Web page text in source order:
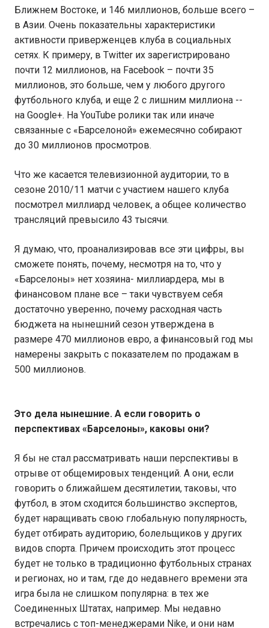
Ближнем Востоке, и 146 миллионов, больше всего –
в Азии. Очень показательны характеристики
активности приверженцев клуба в социальных
сетях. К примеру, в Twitter их зарегистрировано
почти 12 миллионов, на Facebook – почти 35
миллионов, это больше, чем у любого другого
футбольного клуба, и еще 2 с лишним миллиона --
на Google+. На YouTube ролики так или иначе
связанные с «Барселоной» ежемесячно собирают
до 30 миллионов просмотров.
Что же касается телевизионной аудитории, то в
сезоне 2010/11 матчи с участием нашего клуба
посмотрел миллиард человек, а общее количество
трансляций превысило 43 тысячи.
Я думаю, что, проанализировав все эти цифры, вы
сможете понять, почему, несмотря на то, что у
«Барселоны» нет хозяина- миллиардера, мы в
финансовом плане все – таки чувствуем себя
достаточно уверенно, почему расходная часть
бюджета на нынешний сезон утверждена в
размере 470 миллионов евро, а финансовый год мы
намерены закрыть с показателем по продажам в
500 миллионов.
Это дела нынешние. А если говорить о
перспективах «Барселоны», каковы они?
Я бы не стал рассматривать наши перспективы в
отрыве от общемировых тенденций. А они, если
говорить о ближайшем десятилетии, таковы, что
футбол, в этом сходится большинство экспертов,
будет наращивать свою глобальную популярность,
будет отбирать аудиторию, болельщиков у других
видов спорта. Причем происходить этот процесс
будет не только в традиционно футбольных странах
и регионах, но и там, где до недавнего времени эта
игра была не слишком популярна: в тех же
Соединенных Штатах, например. Мы недавно
встречались с топ-менеджерами Nike, и они нам